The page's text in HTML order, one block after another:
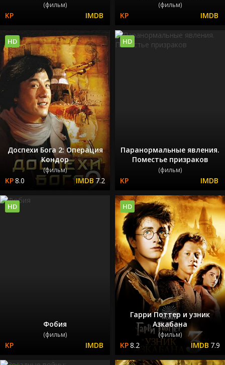
(фильм) (фильм)
Доспехи Бога 2: Операция
Кондор
(фильм)
8.0 7.2
HD
Паранормальные явления.
Поместье призраков
(фильм)
HD
Фобия
(фильм)
HD
Гарри Поттер и узник
Азкабана
(фильм)
8.2 7.9
HD